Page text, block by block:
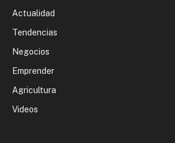
Actualidad
Tendencias
Negocios
Emprender
Agricultura
Videos